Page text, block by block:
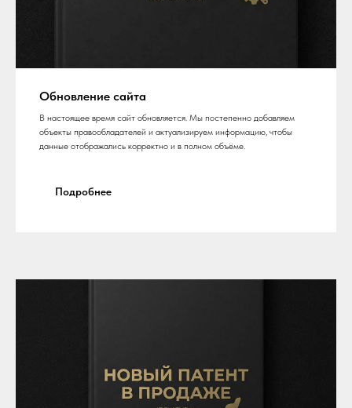
Обновление сайта
В настоящее время сайт обновляется. Мы постепенно добавляем
объекты правообладателей и актуализируем информацию, чтобы
данные отображались корректно и в полном объёме.
Подробнее